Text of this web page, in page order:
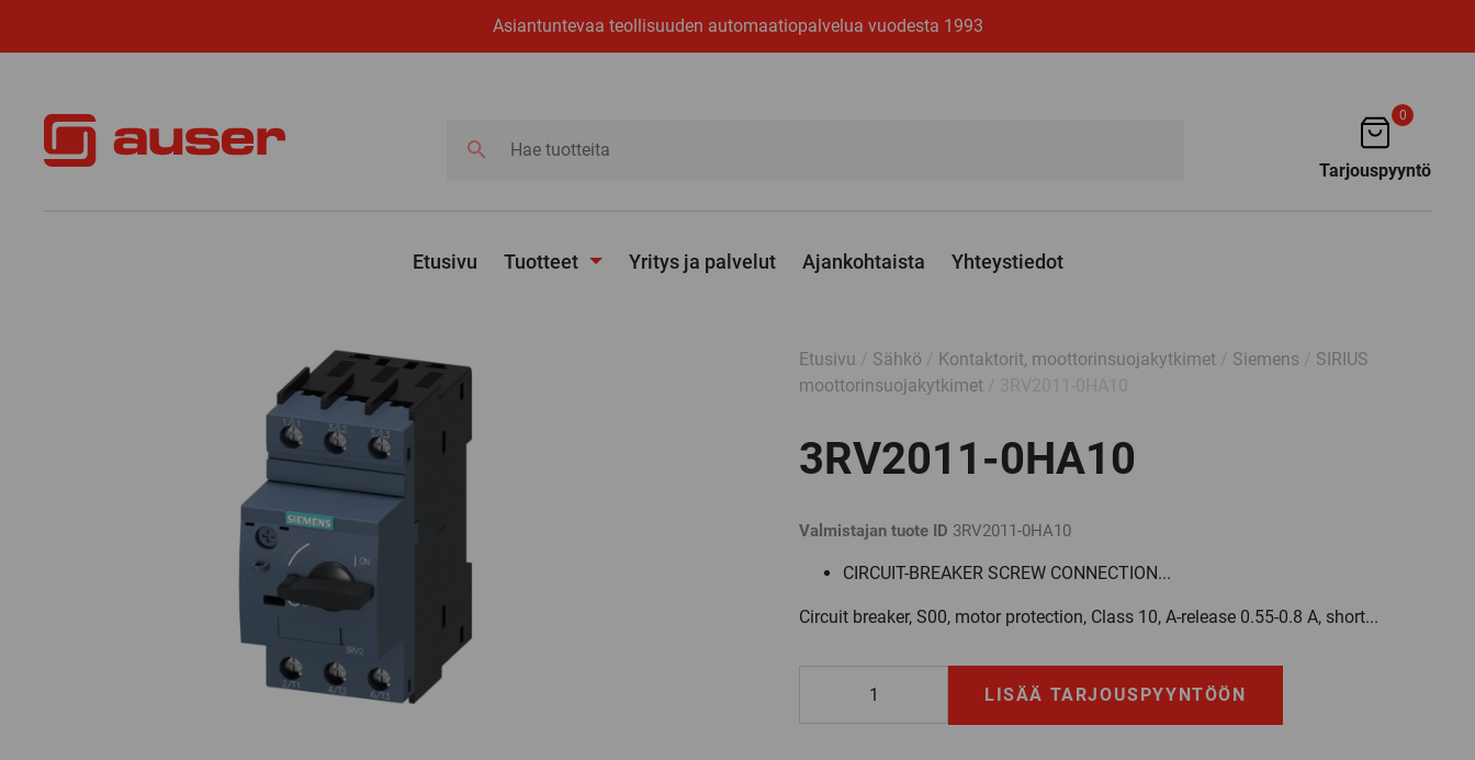
Asiantuntevaa teollisuuden automaatiopalvelua vuodesta 1993
tuotteita
0
Tarjouspyyntö
Etusivu Tuotteet Yritys ja palvelut Ajankohtaista Yhteystiedot
Etusivu Sähkö Kontaktorit, moottorinsuojakytkimet Siemens
SIRIUS
moottorinsuojakytkimet
3RV2011-0HA10
Valmistajan tuote ID 3RV2011-0HA10
CIRCUIT-BREAKER SCREW CONNECTION...
Circuit breaker, S00, motor protection, Class 10, A-release 0.55-0.8 A, short...
LISÄÄ TARJOUSPYYNTÖÖN